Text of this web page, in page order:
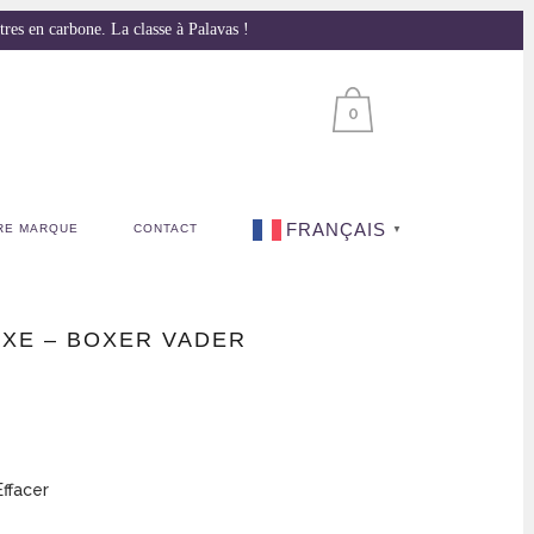
en carbone. La classe à Palavas !
0
MARQUE CONTACT FRANÇAIS ▼
– BOXER VADER